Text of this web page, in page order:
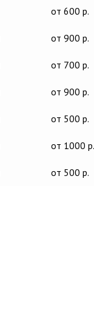
от 600 р.
от 900 р.
от 700 р.
от 900 р.
от 500 р.
от 1000 р.
от 500 р.